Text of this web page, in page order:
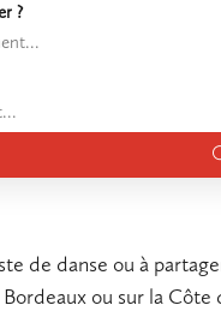
?
de danse ou à
ou sur la